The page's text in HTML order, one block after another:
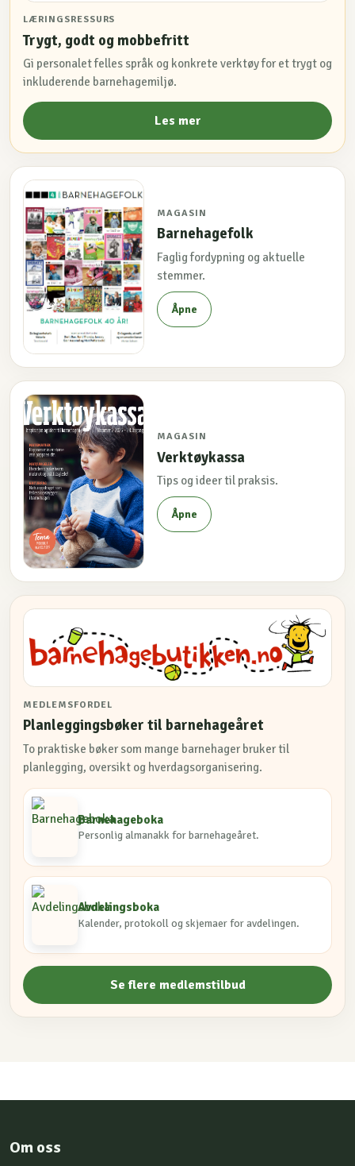
LÆRINGSRESSURS
Trygt, godt og mobbefritt
Gi personalet felles språk og konkrete verktøy for et trygt og
inkluderende barnehagemiljø.
Les mer
MAGASIN
Barnehagefolk
Faglig fordypning og aktuelle
stemmer.
Åpne
MAGASIN
Verktøykassa
Tips og ideer til praksis.
Åpne
MEDLEMSFORDEL
Planleggingsbøker til barnehageåret
To praktiske bøker som mange barnehager bruker til
planlegging, oversikt og hverdagsorganisering.
Barnehageboka
Personlig almanakk for barnehageåret.
Avdelingsboka
Kalender, protokoll og skjemaer for avdelingen.
Se flere medlemstilbud
Om oss